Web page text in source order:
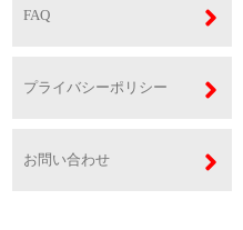
FAQ
プライバシーポリシー
お問い合わせ